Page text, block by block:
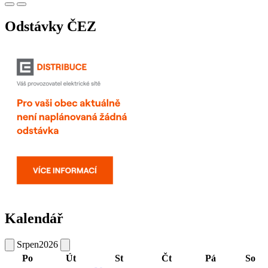
Odstávky ČEZ
Kalendář
Srpen2026
Po
Út St Čt Pá So